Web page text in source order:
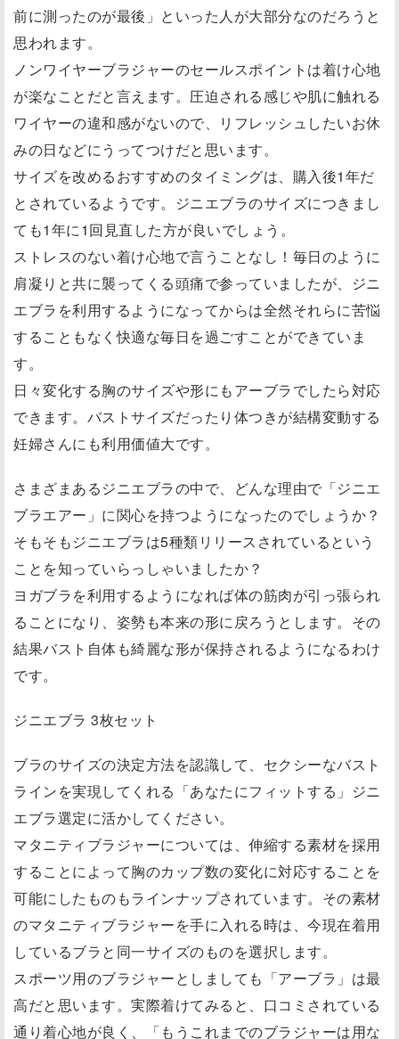
前に測ったのが最後」といった人が大部分なのだろうと
思われます。
ノンワイヤーブラジャーのセールスポイントは着け心地
が楽なことだと言えます。圧迫される感じや肌に触れる
ワイヤーの違和感がないので、リフレッシュしたいお休
みの日などにうってつけだと思います。
サイズを改めるおすすめのタイミングは、購入後1年だ
とされているようです。ジニエブラのサイズにつきまし
ても1年に1回見直した方が良いでしょう。
ストレスのない着け心地で言うことなし！毎日のように
肩凝りと共に襲ってくる頭痛で参っていましたが、ジニ
エブラを利用するようになってからは全然それらに苦悩
することもなく快適な毎日を過ごすことができていま
す。
日々変化する胸のサイズや形にもアーブラでしたら対応
できます。バストサイズだったり体つきが結構変動する
妊婦さんにも利用価値大です。
さまざまあるジニエブラの中で、どんな理由で「ジニエ
ブラエアー」に関心を持つようになったのでしょうか？
そもそもジニエブラは5種類リリースされているという
ことを知っていらっしゃいましたか？
ヨガブラを利用するようになれば体の筋肉が引っ張られ
ることになり、姿勢も本来の形に戻ろうとします。その
結果バスト自体も綺麗な形が保持されるようになるわけ
です。
ジニエブラ 3枚セット
ブラのサイズの決定方法を認識して、セクシーなバスト
ラインを実現してくれる「あなたにフィットする」ジニ
エブラ選定に活かしてください。
マタニティブラジャーについては、伸縮する素材を採用
することによって胸のカップ数の変化に対応することを
可能にしたものもラインナップされています。その素材
のマタニティブラジャーを手に入れる時は、今現在着用
しているブラと同一サイズのものを選択します。
スポーツ用のブラジャーとしましても「アーブラ」は最
高だと思います。実際着けてみると、口コミされている
通り着心地が良く、「もうこれまでのブラジャーは用な